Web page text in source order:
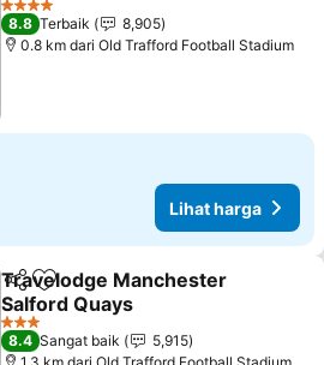
Trafford
Lihat harga
4 Bintang
8.8 Terbaik
8,905
0.8 km dari Old Trafford Football Stadium
Lihat harga
KongsiTambah ke favorit
Travelodge Manchester
Salford Quays
Lihat harga
3 Bintang
8.4 Sangat baik
5,915